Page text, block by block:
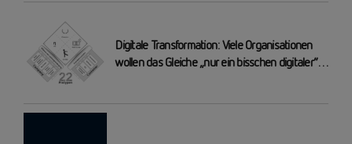
Digitale Transformation: Viele Organisationen
wollen das Gleiche „nur ein bisschen digitaler“